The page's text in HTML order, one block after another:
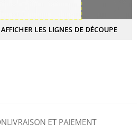
AFFICHER LES LIGNES DE DÉCOUPE
LIVRAISON ET PAIEMENT